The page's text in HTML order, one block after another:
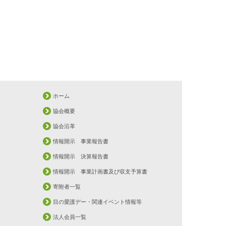
ホーム
協会概要
協会沿革
情報開示 事業報告書
情報開示 決算報告書
情報開示 事業計画書及び収支予算書
寄附者一覧
目の愛護デー・関連イベント情報等
法人会員一覧